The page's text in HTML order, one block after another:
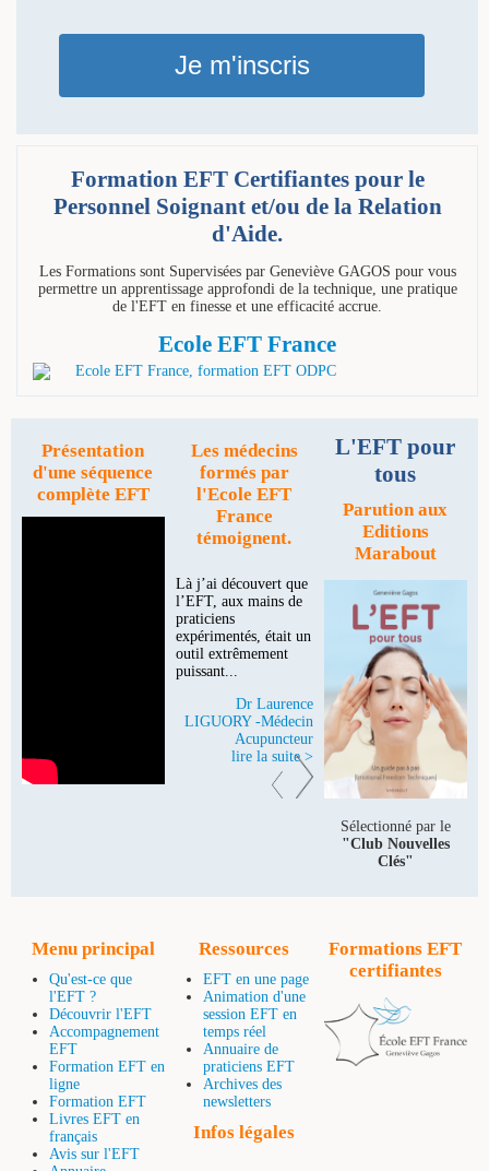
Je m'inscris
Formation EFT Certifiantes pour le
Personnel Soignant et/ou de la Relation
d'Aide.
Les Formations sont Supervisées par Geneviève GAGOS pour vous
permettre un apprentissage approfondi de la technique, une pratique
de l'EFT en finesse et une efficacité accrue.
Ecole EFT France
Présentation
d'une séquence
complète EFT
Les médecins
formés par
l'Ecole EFT
France
témoignent.
Là j’ai découvert que
l’EFT, aux mains de
praticiens
expérimentés, était un
outil extrêmement
puissant...
Dr Laurence
LIGUORY -Médecin
Acupuncteur
lire la suite >
L'EFT pour
tous
Parution aux
Editions
Marabout
Sélectionné par le
"Club Nouvelles
Clés"
Menu principal
Qu'est-ce que
l'EFT ?
Découvrir l'EFT
Accompagnement
EFT
Formation EFT en
ligne
Formation EFT
Livres EFT en
français
Avis sur l'EFT
Ressources
EFT en une page
Animation d'une
session EFT en
temps réel
Annuaire de
praticiens EFT
Archives des
newsletters
Infos légales
Formations EFT
certifiantes